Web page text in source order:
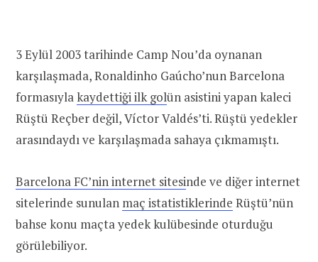
3 Eylül 2003 tarihinde Camp Nou’da oynanan
karşılaşmada, Ronaldinho Gaúcho’nun Barcelona
formasıylakaydettiği ilk golün asistini yapan kaleci
Rüştü Reçber değil, Víctor Valdés’ti. Rüştü yedekler
arasındaydı ve karşılaşmada sahaya çıkmamıştı.
Barcelona FC’nin internet sitesinde ve diğer internet
sitelerinde sunulan maç istatistiklerinde Rüştü’nün
bahse konu maçta yedek kulübesinde oturduğu
görülebiliyor.